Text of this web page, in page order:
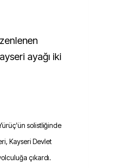
ayağı iki
solistliğinde
Kayseri Devlet
çıkardı.